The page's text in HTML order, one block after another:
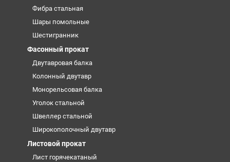
Фибра стальная
Шары помольные
Шестигранник
Фасонный прокат
Двутавровая балка
Колонный двутавр
Монорельсовая балка
Уголок стальной
Швеллер стальной
Широкополочный двутавр
Листовой прокат
Лист горячекатаный